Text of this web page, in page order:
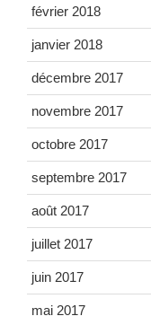
février 2018
janvier 2018
décembre 2017
novembre 2017
octobre 2017
septembre 2017
août 2017
juillet 2017
juin 2017
mai 2017